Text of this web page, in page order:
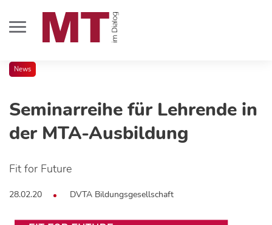
News
Seminarreihe für Lehrende in
der MTA-Ausbildung
Fit for Future
28.02.20 DVTA Bildungsgesellschaft